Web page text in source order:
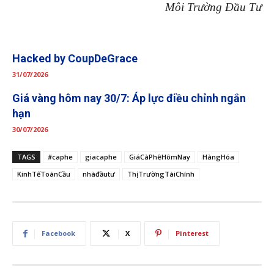
Môi Trường Đầu Tư
Hacked by CoupDeGrace
31/07/2026
Giá vàng hôm nay 30/7: Áp lực điều chỉnh ngắn
hạn
30/07/2026
TAGS #caphe giacaphe GiáCàPhêHômNay
HàngHóa
KinhTếToànCầu
nhàđầutư ThịTrườngTàiChính
Facebook X Pinterest